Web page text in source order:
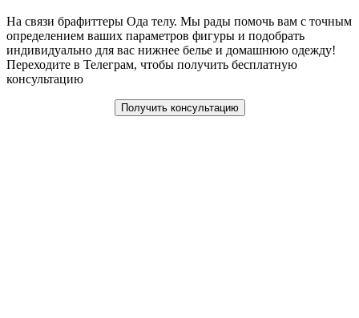
На связи брафиттеры Ода телу. Мы рады помочь вам с точным
определением ваших параметров фигуры и подобрать
индивидуально для вас нижнее белье и домашнюю одежду!
Переходите в Телеграм, чтобы получить бесплатную
консультацию
Получить консультацию